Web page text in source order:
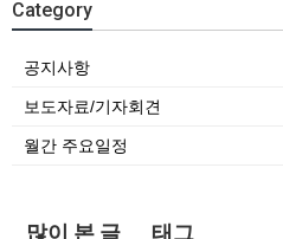
Category
공지사항
보도자료/기자회견
월간 주요일정
많이 본 글 태그